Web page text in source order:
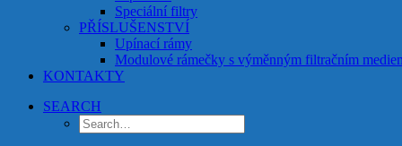
Speciální filtry
PŘÍSLUŠENSTVÍ
Upínací rámy
Modulové rámečky s výměnným filtračním
KONTAKTY
SEARCH